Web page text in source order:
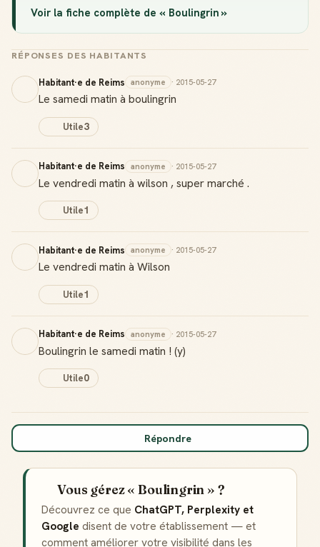
Voir la fiche complète de « Boulingrin »
RÉPONSES DES HABITANTS
Habitant·e de Reims anonyme · 2015-05-27
Le samedi matin à boulingrin
Utile3
Habitant·e de Reims anonyme · 2015-05-27
Le vendredi matin à wilson , super marché .
Utile1
Habitant·e de Reims anonyme · 2015-05-27
Le vendredi matin à Wilson
Utile1
Habitant·e de Reims anonyme · 2015-05-27
Boulingrin le samedi matin ! (y)
Utile0
Répondre
Vous gérez « Boulingrin » ?
Découvrez ce que ChatGPT, Perplexity et
Google disent de votre établissement — et
comment améliorer votre visibilité dans les